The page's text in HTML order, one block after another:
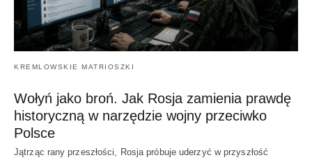
KREMLOWSKIE MATRIOSZKI
Wołyń jako broń. Jak Rosja zamienia prawdę
historyczną w narzędzie wojny przeciwko
Polsce
Jątrząc rany przeszłości, Rosja próbuje uderzyć w przyszłość